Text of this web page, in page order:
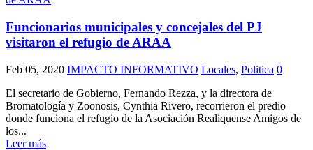
Funcionarios municipales y concejales del PJ
visitaron el refugio de ARAA
Feb 05, 2020 IMPACTO INFORMATIVO Locales, Politica 0
El secretario de Gobierno, Fernando Rezza, y la directora de
Bromatología y Zoonosis, Cynthia Rivero, recorrieron el predio
donde funciona el refugio de la Asociación Realiquense Amigos de
los...
Leer más